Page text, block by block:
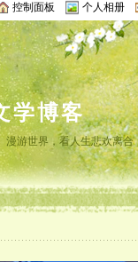
控制面板 个人相册
学博客
游世界，看人生悲欢离